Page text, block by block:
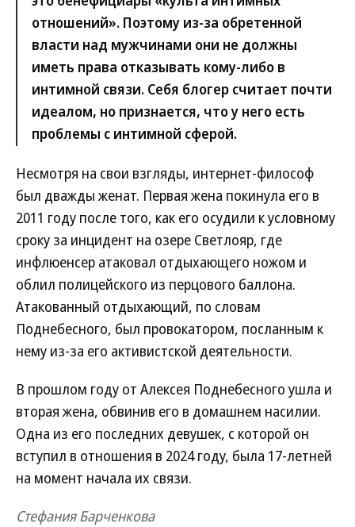
отношений». Поэтому из-за обретенной
власти над мужчинами они не должны
иметь права отказывать кому-либо в
интимной связи. Себя блогер считает почти
идеалом, но признается, что у него есть
проблемы с интимной сферой.
Несмотря на свои взгляды, интернет-философ
был дважды женат. Первая жена покинула его в
2011 году после того, как его осудили к условному
сроку за инцидент на озере Светлояр, где
инфлюенсер атаковал отдыхающего ножом и
облил полицейского из перцового баллона.
Атакованный отдыхающий, по словам
Поднебесного, был провокатором, посланным к
нему из-за его активистской деятельности.
В прошлом году от Алексея Поднебесного ушла и
вторая жена, обвинив его в домашнем насилии.
Одна из его последних девушек, с которой он
вступил в отношения в 2024 году, была 17-летней
на момент начала их связи.
Стефания Барченкова